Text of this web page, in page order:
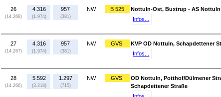
26
(14.268)
4.316
(1.974)
957
(381)
NW B 525
Nottuln-Ost, Buxtrup - AS Nottuln
Infos...
27
(14.267)
4.316
(1.974)
957
(381)
NW GVS
KVP OD Nottuln, Schapdettener
Infos...
28
(14.266)
5.592
(3.218)
1.297
(715)
NW GVS
OD Nottuln, Potthof/Dülmener
Schapdettener Straße